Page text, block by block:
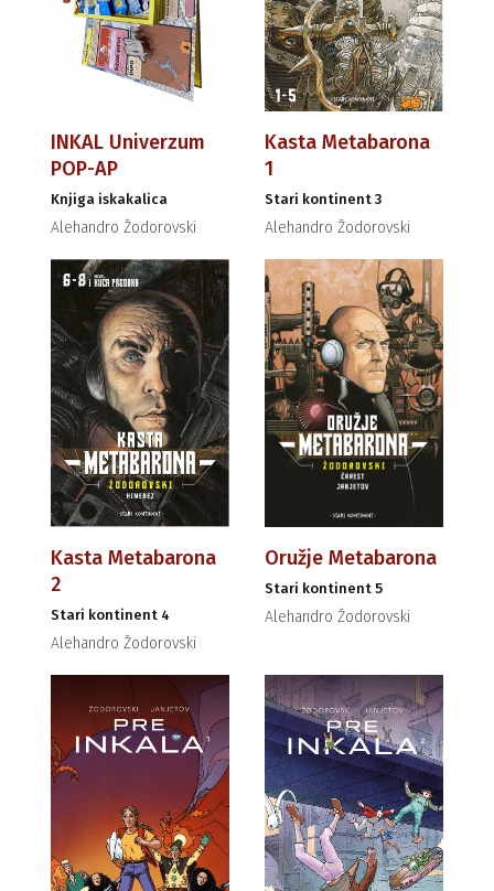
INKAL Univerzum
POP-AP
Knjiga iskakalica
Alehandro Žodorovski
Kasta Metabarona
1
Stari kontinent 3
Alehandro Žodorovski
Kasta Metabarona
2
Stari kontinent 4
Alehandro Žodorovski
Oružje Metabarona
Stari kontinent 5
Alehandro Žodorovski